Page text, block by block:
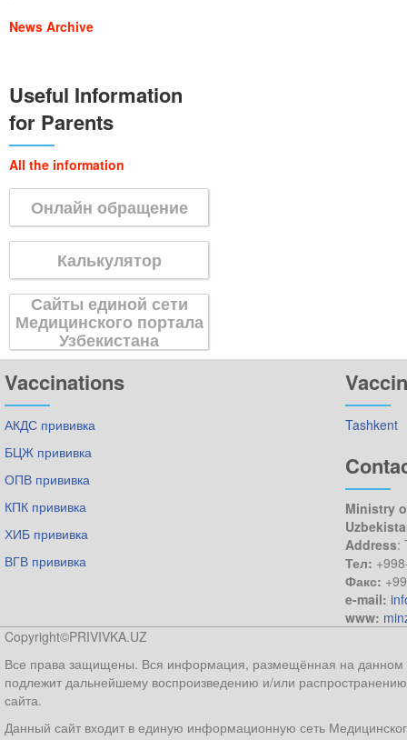
News Archive
Useful Information
for Parents
All the information
Онлайн обращение
Калькулятор
Сайты единой сети
Медицинского портала
Узбекистана
Vaccinations
АКДС прививка
БЦЖ прививка
ОПВ прививка
КПК прививка
ХИБ прививка
ВГВ прививка
Tashkent
Ministry
Address:
Тел:
Факс:
e-mail:
www:
Copyright©PRIVIVKA.UZ
Все права защищены. Вся информация, размещённая на данном
подлежит дальнейшему воспроизведению и/или
сайта.
Данный сайт входит в единую информационную сеть